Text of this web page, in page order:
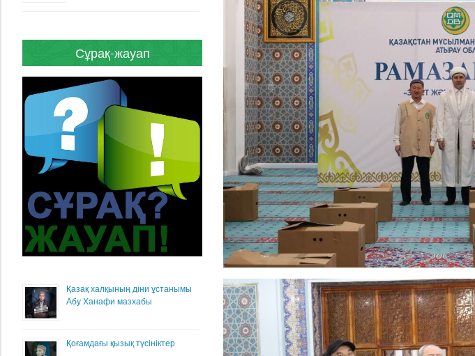
Сұрақ-жауап
Қазақ халқының діни ұстанымы
Абу Ханафи мазхабы
Қоғамдағы қызық түсініктер